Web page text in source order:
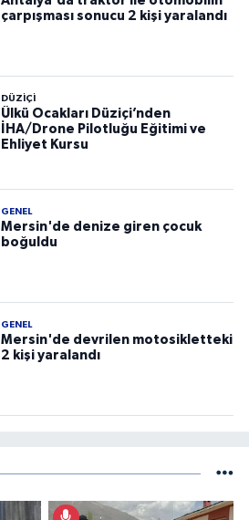
çarpışması sonucu 2 kişi yaralandı
DÜZIÇI
Ülkü Ocakları Düziçi’nden
İHA/Drone Pilotluğu Eğitimi ve
Ehliyet Kursu
GENEL
Mersin'de denize giren çocuk
boğuldu
GENEL
Mersin'de devrilen motosikletteki
2 kişi yaralandı